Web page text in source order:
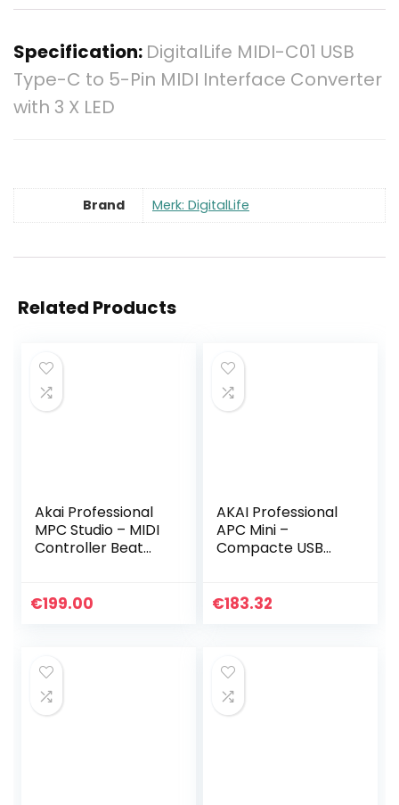
Specification: DigitalLife MIDI-C01 USB
Type-C to 5-Pin MIDI Interface Converter
with 3 X LED
Brand Merk: DigitalLife
Related Products
Akai Professional
MPC Studio – MIDI
Controller Beat
RGB-pads, MPC-
€199.00
AKAI Professional
APC Mini –
Compacte USB
Launcher / MIDI
€183.32